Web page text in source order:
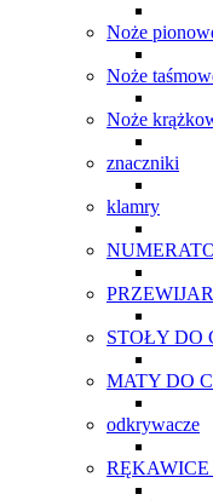
Noże
Noże
Noże
znaczniki
klamry
STOŁY DO
MATY DO
odkrywacze